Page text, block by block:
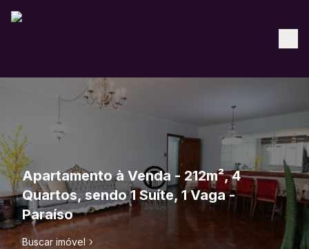
Apartamento à Venda - 212m², 4
Quartos, sendo 1 Suíte, 1 Vaga -
Paraíso
Buscar imóvel